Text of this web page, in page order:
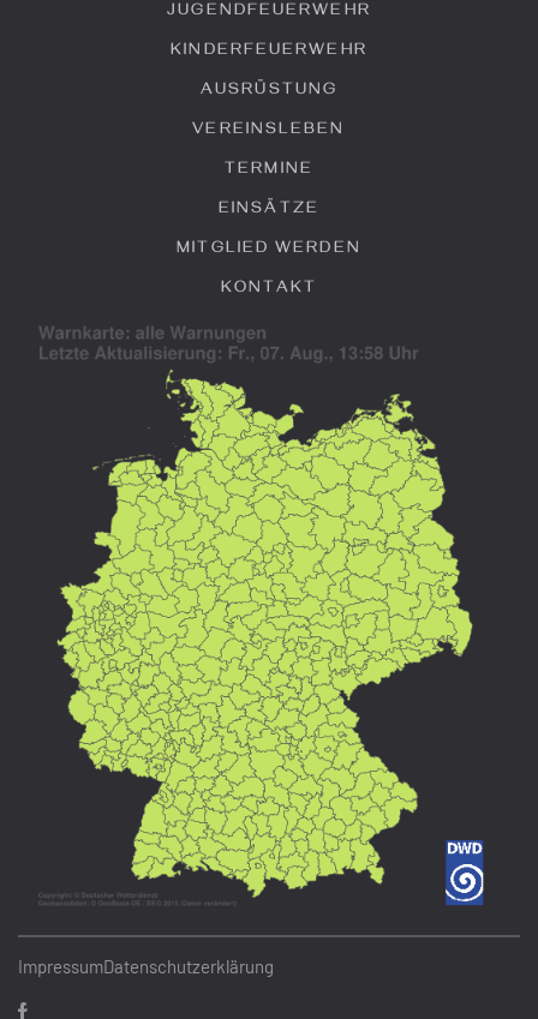
JUGENDFEUERWEHR
KINDERFEUERWEHR
AUSRÜSTUNG
VEREINSLEBEN
TERMINE
EINSÄTZE
MITGLIED WERDEN
KONTAKT
ImpressumDatenschutzerklärung